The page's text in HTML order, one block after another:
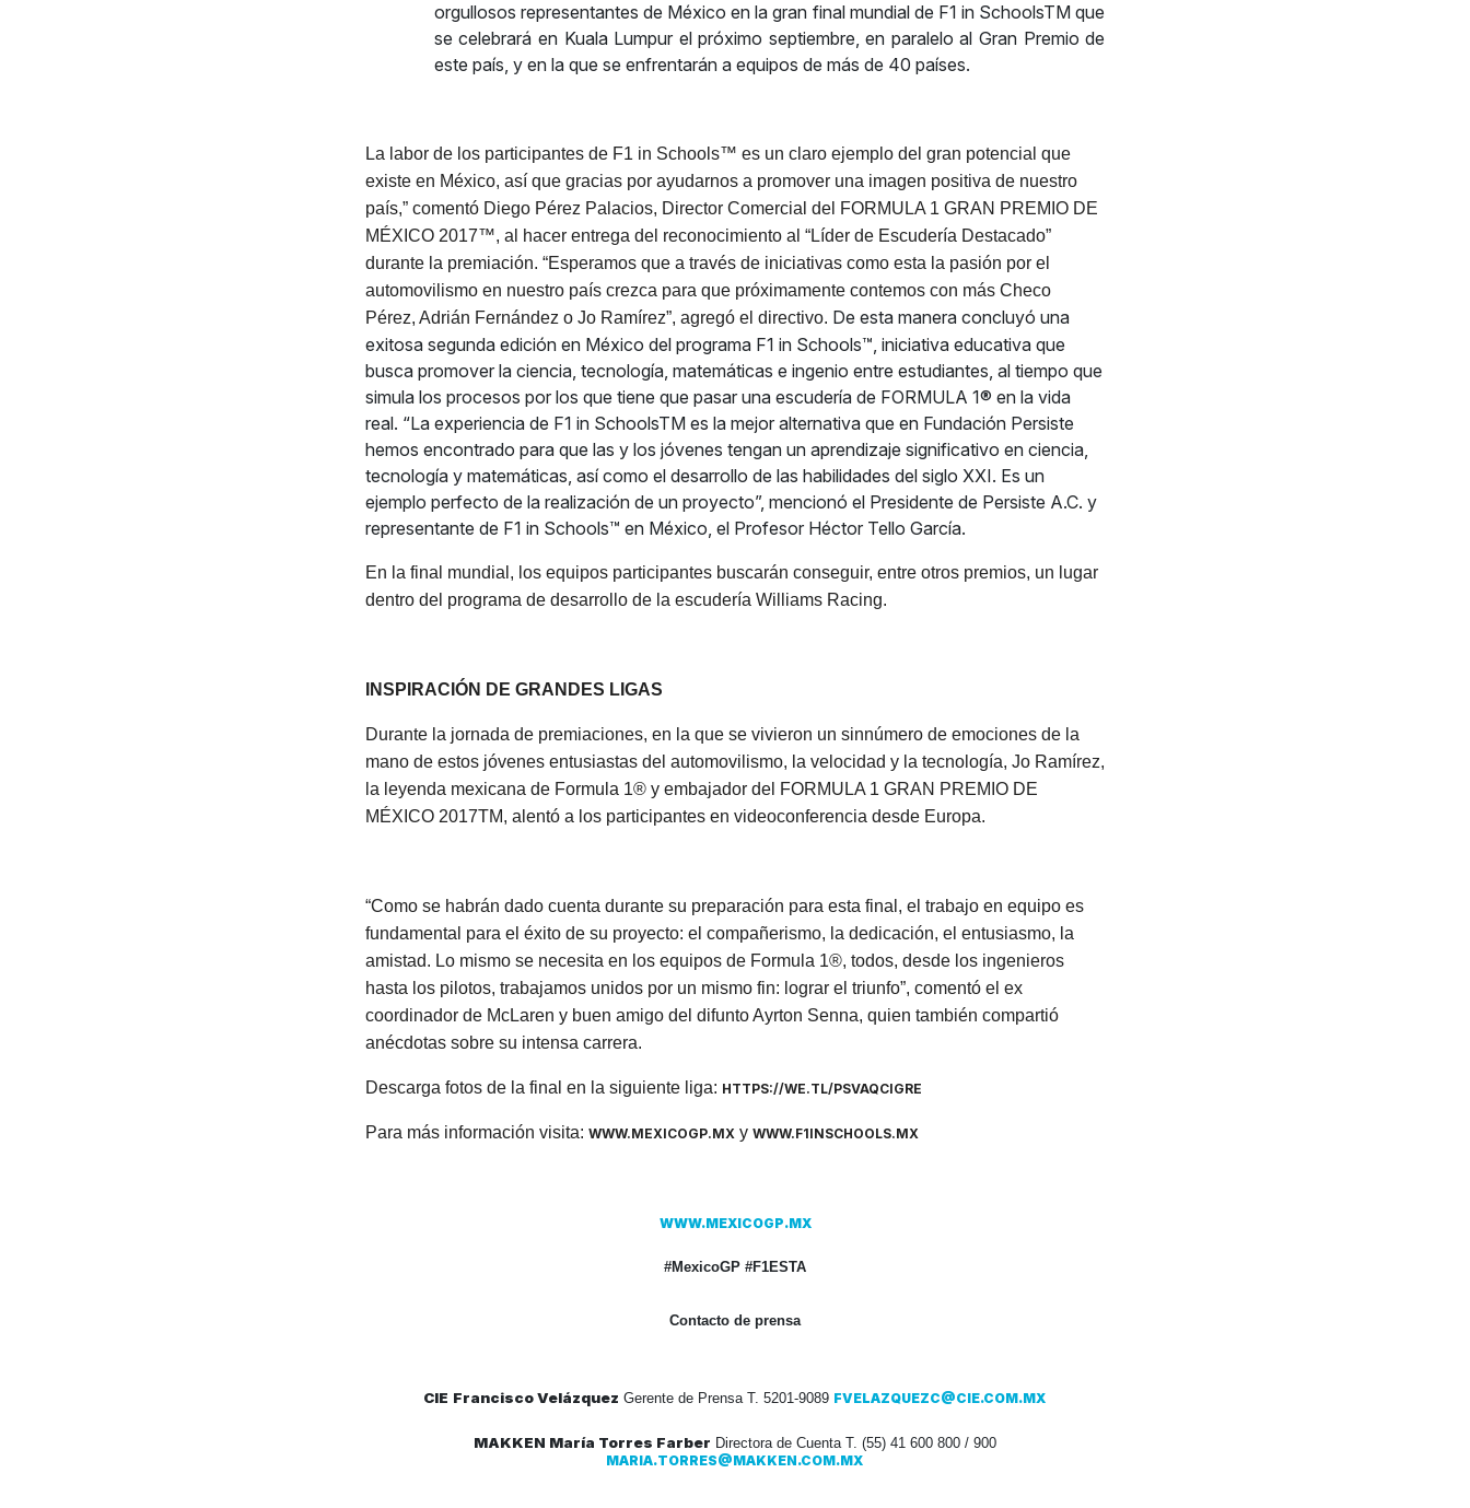
orgullosos representantes de México en la gran final mundial de F1 in SchoolsTM que
se celebrará en Kuala Lumpur el próximo septiembre, en paralelo al Gran Premio de
este país, y en la que se enfrentarán a equipos de más de 40 países.
La labor de los participantes de F1 in Schools™ es un claro ejemplo del gran potencial que
existe en México, así que gracias por ayudarnos a promover una imagen positiva de nuestro
país,” comentó Diego Pérez Palacios, Director Comercial del FORMULA 1 GRAN PREMIO DE
MÉXICO 2017™, al hacer entrega del reconocimiento al “Líder de Escudería Destacado”
durante la premiación. “Esperamos que a través de iniciativas como esta la pasión por el
automovilismo en nuestro país crezca para que próximamente contemos con más Checo
Pérez, Adrián Fernández o Jo Ramírez”, agregó el directivo. De esta manera concluyó una
exitosa segunda edición en México del programa F1 in Schools™, iniciativa educativa que
busca promover la ciencia, tecnología, matemáticas e ingenio entre estudiantes, al tiempo que
simula los procesos por los que tiene que pasar una escudería de FORMULA 1® en la vida
real. “La experiencia de F1 in SchoolsTM es la mejor alternativa que en Fundación Persiste
hemos encontrado para que las y los jóvenes tengan un aprendizaje significativo en ciencia,
tecnología y matemáticas, así como el desarrollo de las habilidades del siglo XXI. Es un
ejemplo perfecto de la realización de un proyecto”, mencionó el Presidente de Persiste A.C. y
representante de F1 in Schools™ en México, el Profesor Héctor Tello García.
En la final mundial, los equipos participantes buscarán conseguir, entre otros premios, un lugar
dentro del programa de desarrollo de la escudería Williams Racing.
INSPIRACIÓN DE GRANDES LIGAS
Durante la jornada de premiaciones, en la que se vivieron un sinnúmero de emociones de la
mano de estos jóvenes entusiastas del automovilismo, la velocidad y la tecnología, Jo Ramírez,
la leyenda mexicana de Formula 1® y embajador del FORMULA 1 GRAN PREMIO DE
MÉXICO 2017TM, alentó a los participantes en videoconferencia desde Europa.
“Como se habrán dado cuenta durante su preparación para esta final, el trabajo en equipo es
fundamental para el éxito de su proyecto: el compañerismo, la dedicación, el entusiasmo, la
amistad. Lo mismo se necesita en los equipos de Formula 1®, todos, desde los ingenieros
hasta los pilotos, trabajamos unidos por un mismo fin: lograr el triunfo”, comentó el ex
coordinador de McLaren y buen amigo del difunto Ayrton Senna, quien también compartió
anécdotas sobre su intensa carrera.
Descarga fotos de la final en la siguiente liga: HTTPS://WE.TL/PSVAQCIGRE
Para más información visita: WWW.MEXICOGP.MX y WWW.F1INSCHOOLS.MX
WWW.MEXICOGP.MX
#MexicoGP #F1ESTA
Contacto de prensa
CIE Francisco Velázquez Gerente de Prensa T. 5201-9089 FVELAZQUEZC@CIE.COM.MX
MAKKEN María Torres Farber Directora de Cuenta T. (55) 41 600 800 / 900
MARIA.TORRES@MAKKEN.COM.MX